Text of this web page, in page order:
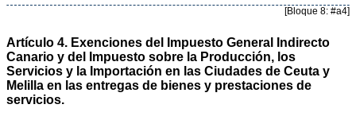
[Bloque 8: #a4]
Artículo 4. Exenciones del Impuesto General Indirecto
Canario y del Impuesto sobre la Producción, los
Servicios y la Importación en las Ciudades de Ceuta y
Melilla en las entregas de bienes y prestaciones de
servicios.